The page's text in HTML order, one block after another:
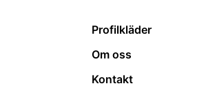
Profilkläder
Om oss
Kontakt